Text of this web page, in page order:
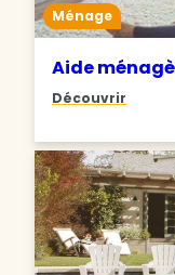
Ménage
Aide
Découvrir